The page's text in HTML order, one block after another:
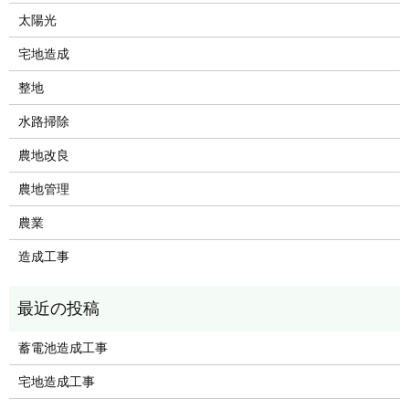
太陽光
宅地造成
整地
水路掃除
農地改良
農地管理
農業
造成工事
蓄電池造成工事
宅地造成工事